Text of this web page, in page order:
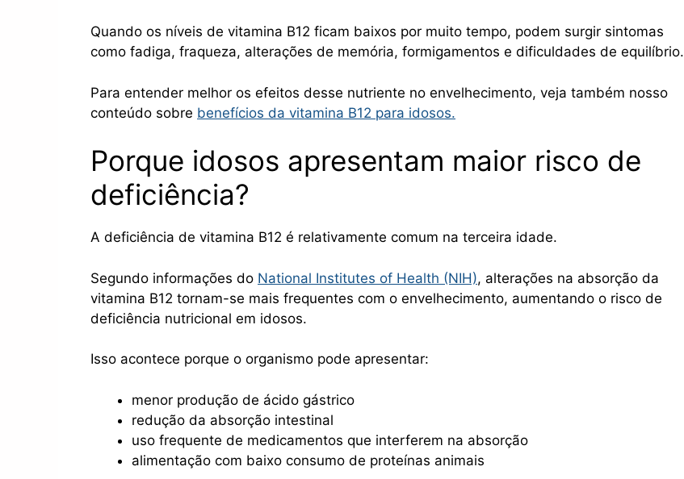
Quando os níveis de vitamina B12 ficam baixos por muito tempo, podem surgir sintomas
como fadiga, fraqueza, alterações de memória, formigamentos e dificuldades de equilíbrio.
Para entender melhor os efeitos desse nutriente no envelhecimento, veja também nosso
conteúdo sobre benefícios da vitamina B12 para idosos.
Porque idosos apresentam maior risco de
deficiência?
A deficiência de vitamina B12 é relativamente comum na terceira idade.
Segundo informações do National Institutes of Health (NIH), alterações na absorção da
vitamina B12 tornam-se mais frequentes com o envelhecimento, aumentando o risco de
deficiência nutricional em idosos.
Isso acontece porque o organismo pode apresentar:
menor produção de ácido gástrico
redução da absorção intestinal
uso frequente de medicamentos que interferem na absorção
alimentação com baixo consumo de proteínas animais